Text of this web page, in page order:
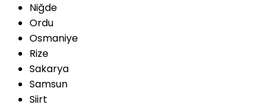
Niğde
Ordu
Osmaniye
Rize
Sakarya
Samsun
Siirt